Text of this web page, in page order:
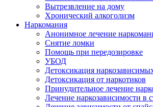
Вытрезвление на дому
Хронический алкоголизм
Наркомания
Анонимное лечение
Снятие ломки
Помощь при передозировке
УБОД
Детоксикация
Детоксикация от наркотиков
Принудительное лечение
Лечение наркозависимости в